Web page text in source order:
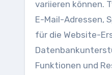
variieren können.
E-Mail-Adressen,
für die Website-
Funktionen und